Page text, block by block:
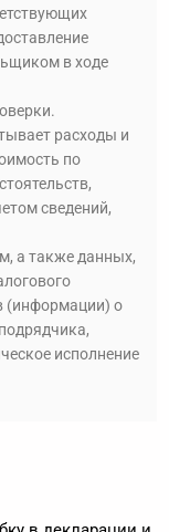
в ходе
расходы и
по
сведений,
а также данных,
(информации) о
исполнение